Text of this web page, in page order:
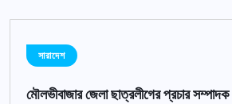
সারাদেশ
মৌলভীবাজার জেলা ছাত্রলীগের প্রচার